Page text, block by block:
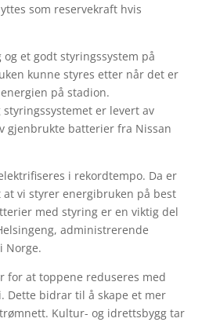
som reservekraft hvis
et godt styringssystem på
kunne styres etter når det er
på stadion.
er levert av
gjenbrukte batterier fra Nissan
i rekordtempo. Da er
vi styrer energibruken på best
med styring er en viktig del
administrerende
Norge.
for at toppene reduseres med
Dette bidrar til å skape et mer
Kultur- og idrettsbygg tar